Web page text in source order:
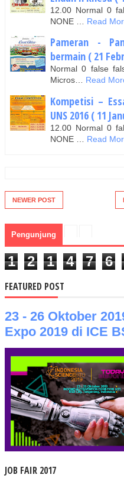
12.00 Normal 0
NONE …
Read
Pameran -
bermain ( 21
Normal 0 false
Micros… Read
Kompetisi –
UNS 2016 ( 11
12.00 Normal 0
NONE …
Read
NEWER POST
Pengunjung
1 2 1 4 7 6
FEATURED POST
23 - 26 Oktober
Expo 2019 di ICE
JOB FAIR 2017